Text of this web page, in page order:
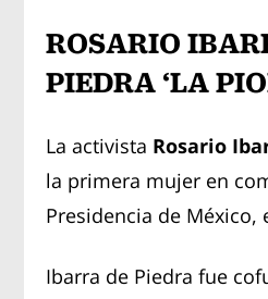
ROSARIO
PIEDRA ‘LA
La activista Rosario
la primera mujer en
Presidencia de México,
Ibarra de Piedra fue